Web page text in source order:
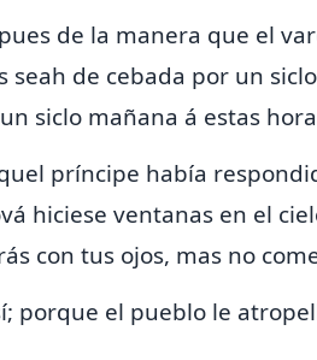
de la manera que el
seah de cebada por un
siclo mañana á estas
príncipe había
hiciese ventanas en el
con tus ojos, mas no
porque el pueblo le